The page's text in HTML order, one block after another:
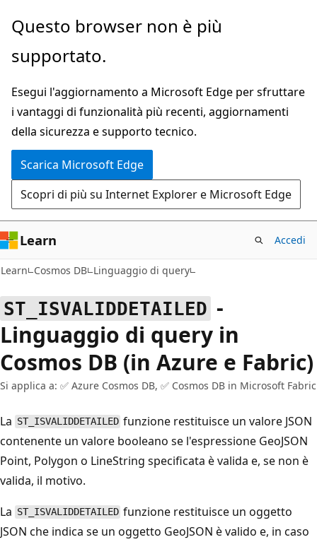
Ignora
passa
contenuto
principale
Questo browser non è più
supportato.
Esegui l'aggiornamento a Microsoft Edge per sfruttare
i vantaggi di funzionalità più recenti, aggiornamenti
della sicurezza e supporto tecnico.
Scarica Microsoft Edge
Scopri di più su Internet Explorer e Microsoft Edge
Learn Accedi
Learn Cosmos DB Linguaggio di query
ST_ISVALIDDETAILED -
Linguaggio di query in
Cosmos DB (in Azure e Fabric)
Si applica a: ✅ Azure Cosmos DB, ✅ Cosmos DB in Microsoft Fabric
La ST_ISVALIDDETAILED funzione restituisce un valore JSON
contenente un valore booleano se l'espressione GeoJSON
Point, Polygon o LineString specificata è valida e, se non è
valida, il motivo.
La ST_ISVALIDDETAILED funzione restituisce un oggetto
JSON che indica se un oggetto GeoJSON è valido e, in caso